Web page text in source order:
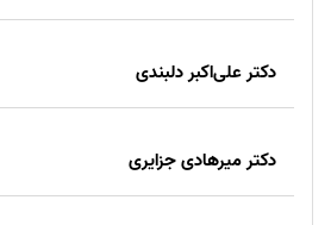
دکتر علی‌اکبر دلبندی
دکتر میرهادی جزایری